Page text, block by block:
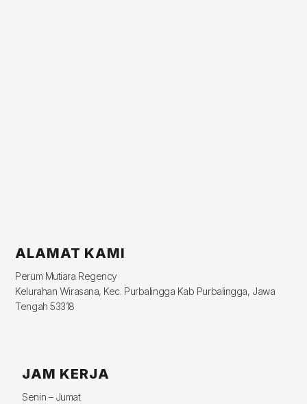
ALAMAT KAMI
Perum Mutiara Regency
Kelurahan Wirasana, Kec. Purbalingga Kab Purbalingga, Jawa
Tengah 53318
JAM KERJA
Senin – Jumat